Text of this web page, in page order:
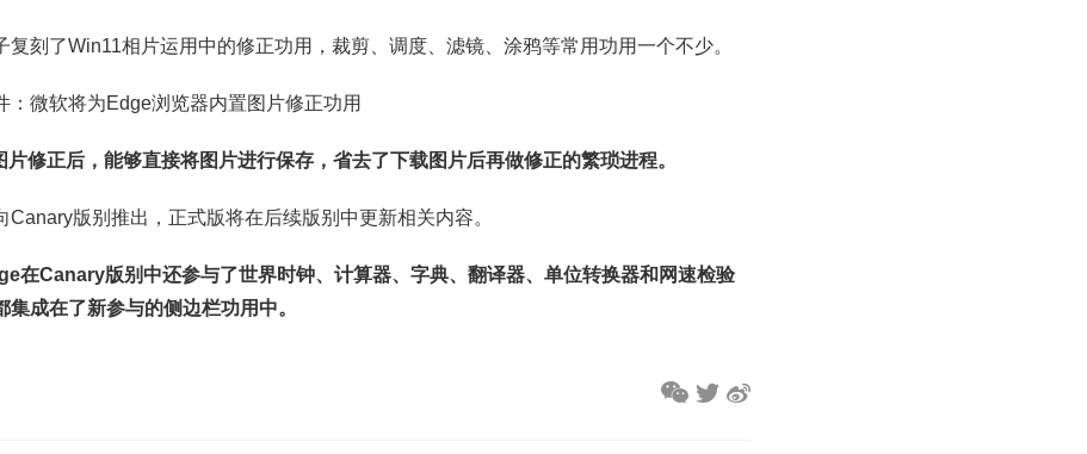
复刻了Win11相片运用中的修正功用，裁剪、调度、滤镜、涂鸦等常用功用一个不少。
修正后，能够直接将图片进行保存，省去了下载图片后再做修正的繁琐进程。
Canary版别推出，正式版将在后续版别中更新相关内容。
在Canary版别中还参与了世界时钟、计算器、字典、翻译器、单位转换器和网速检验
成在了新参与的侧边栏功用中。